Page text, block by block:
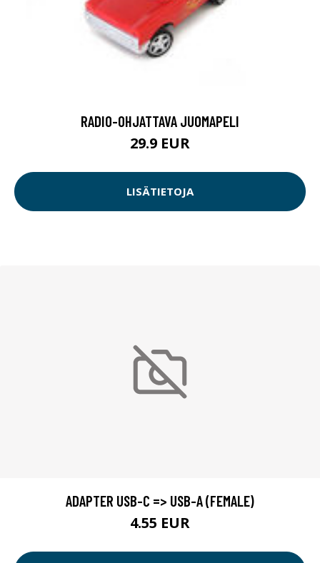
RADIO-OHJATTAVA JUOMAPELI
29.9 EUR
LISÄTIETOJA
ADAPTER USB-C => USB-A (FEMALE)
4.55 EUR